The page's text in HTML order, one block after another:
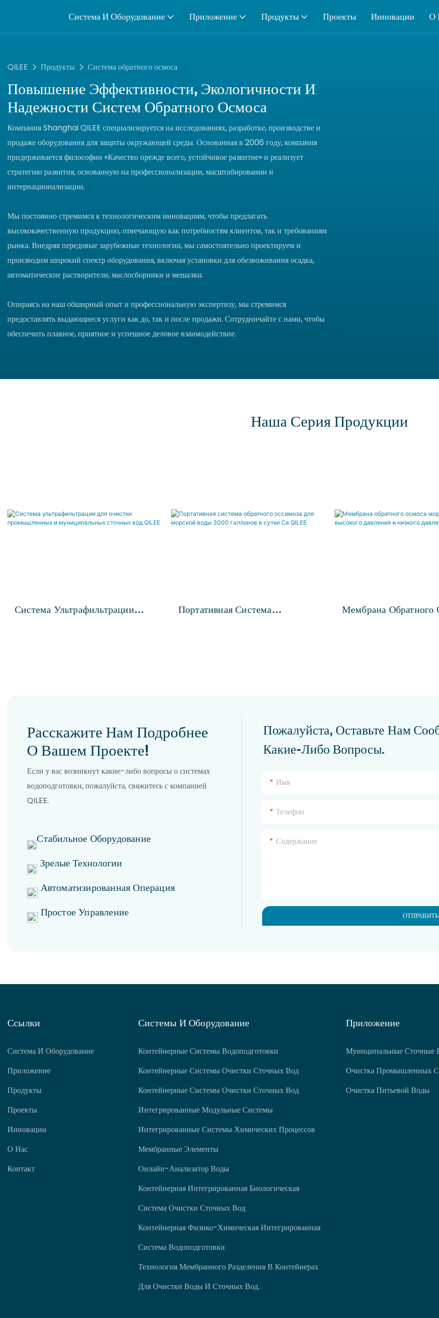
Система И Оборудование Приложение Продукты Проекты Инновации О
QILEE Продукты Система обратного осмоса
Повышение Эффективности, Экологичности И
Надежности Систем Обратного Осмоса
Компания Shanghai QILEE специализируется на исследованиях, разработке, производстве и
продаже оборудования для защиты окружающей среды. Основанная в 2006 году, компания
придерживается философии «Качество прежде всего, устойчивое развитие» и реализует
стратегию развития, основанную на профессионализации, масштабировании и
интернационализации.
Мы постоянно стремимся к технологическим инновациям, чтобы предлагать
высококачественную продукцию, отвечающую как потребностям клиентов, так и требованиям
рынка. Внедряя передовые зарубежные технологии, мы самостоятельно проектируем и
производим широкий спектр оборудования, включая установки для обезвоживания осадка,
автоматические растворители, маслосборники и мешалки.
Опираясь на наш обширный опыт и профессиональную экспертизу, мы стремимся
предоставлять выдающиеся услуги как до, так и после продажи. Сотрудничайте с нами, чтобы
обеспечить плавное, приятное и успешное деловое взаимодействие.
Наша Серия Продукции
Система Ультрафильтрации
Портативная Система
Мембрана Обратного
Расскажите Нам Подробнее
О Вашем Проекте!
Если у вас возникнут какие-либо вопросы о системах
водоподготовки, пожалуйста, свяжитесь с компанией
QILEE.
Стабильное Оборудование
Зрелые Технологии
Автоматизированная Операция
Простое Управление
Пожалуйста, Оставьте Нам
Какие-Либо Вопросы.
Имя
Телефон
Содержание
Ссылки
Система И Оборудование
Приложение
Продукты
Проекты
Инновации
О Нас
Контакт
Системы И Оборудование
Контейнерные Системы Водоподготовки
Контейнерные Системы Очистки Сточных Вод
Контейнерные Системы Очистки Сточных Вод
Интегрированные Модульные Системы
Интегрированные Системы Химических Процессов
Мембранные Элементы
Онлайн-Анализатор Воды
Контейнерная Интегрированная Биологическая
Система Очистки Сточных Вод
Контейнерная Физико-Химическая Интегрированная
Система Водоподготовки
Технология Мембранного Разделения В Контейнерах
Для Очистки Воды И Сточных Вод.
Приложение
Муниципальные Сточные
Очистка Промышленных
Очистка Питьевой Воды